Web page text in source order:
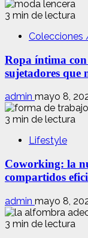
3 min de lectura
Colecciones
Ropa íntima con
sujetadores que
admin mayo 8,
3 min de lectura
Lifestyle
Coworking: la
compartidos
admin mayo 8,
3 min de lectura